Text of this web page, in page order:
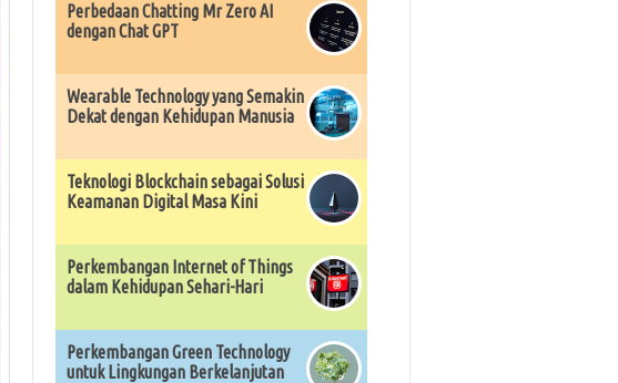
Perbedaan Chatting Mr Zero AI
dengan Chat GPT
Wearable Technology yang Semakin
Dekat dengan Kehidupan Manusia
Teknologi Blockchain sebagai Solusi
Keamanan Digital Masa Kini
Perkembangan Internet of Things
dalam Kehidupan Sehari-Hari
Perkembangan Green Technology
untuk Lingkungan Berkelanjutan